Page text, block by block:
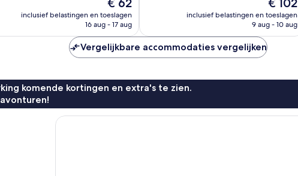
prijs
inclusief belastingen en toeslagen
16 aug - 17 aug
prijs
is
inclusief belastingen en toeslagen
9 aug - 10 aug
Vergelijkbare accommodaties vergelijken
komende kortingen en extra's te zien.